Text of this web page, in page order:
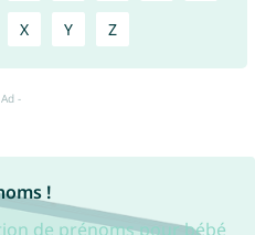
X Y Z
!
de prénoms pour bébé